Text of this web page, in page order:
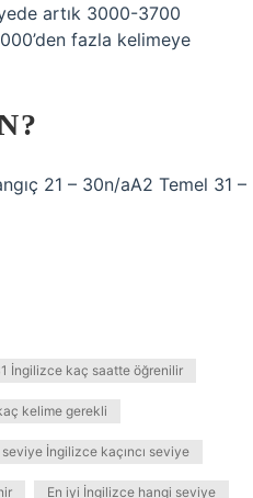
artık 3000-3700
fazla kelimeye
​​21 – 30n/aA2 Temel 31 –
İngilizce kaç saatte öğrenilir
kelime gerekli
seviye İngilizce kaçıncı seviye
En iyi İngilizce hangi seviye